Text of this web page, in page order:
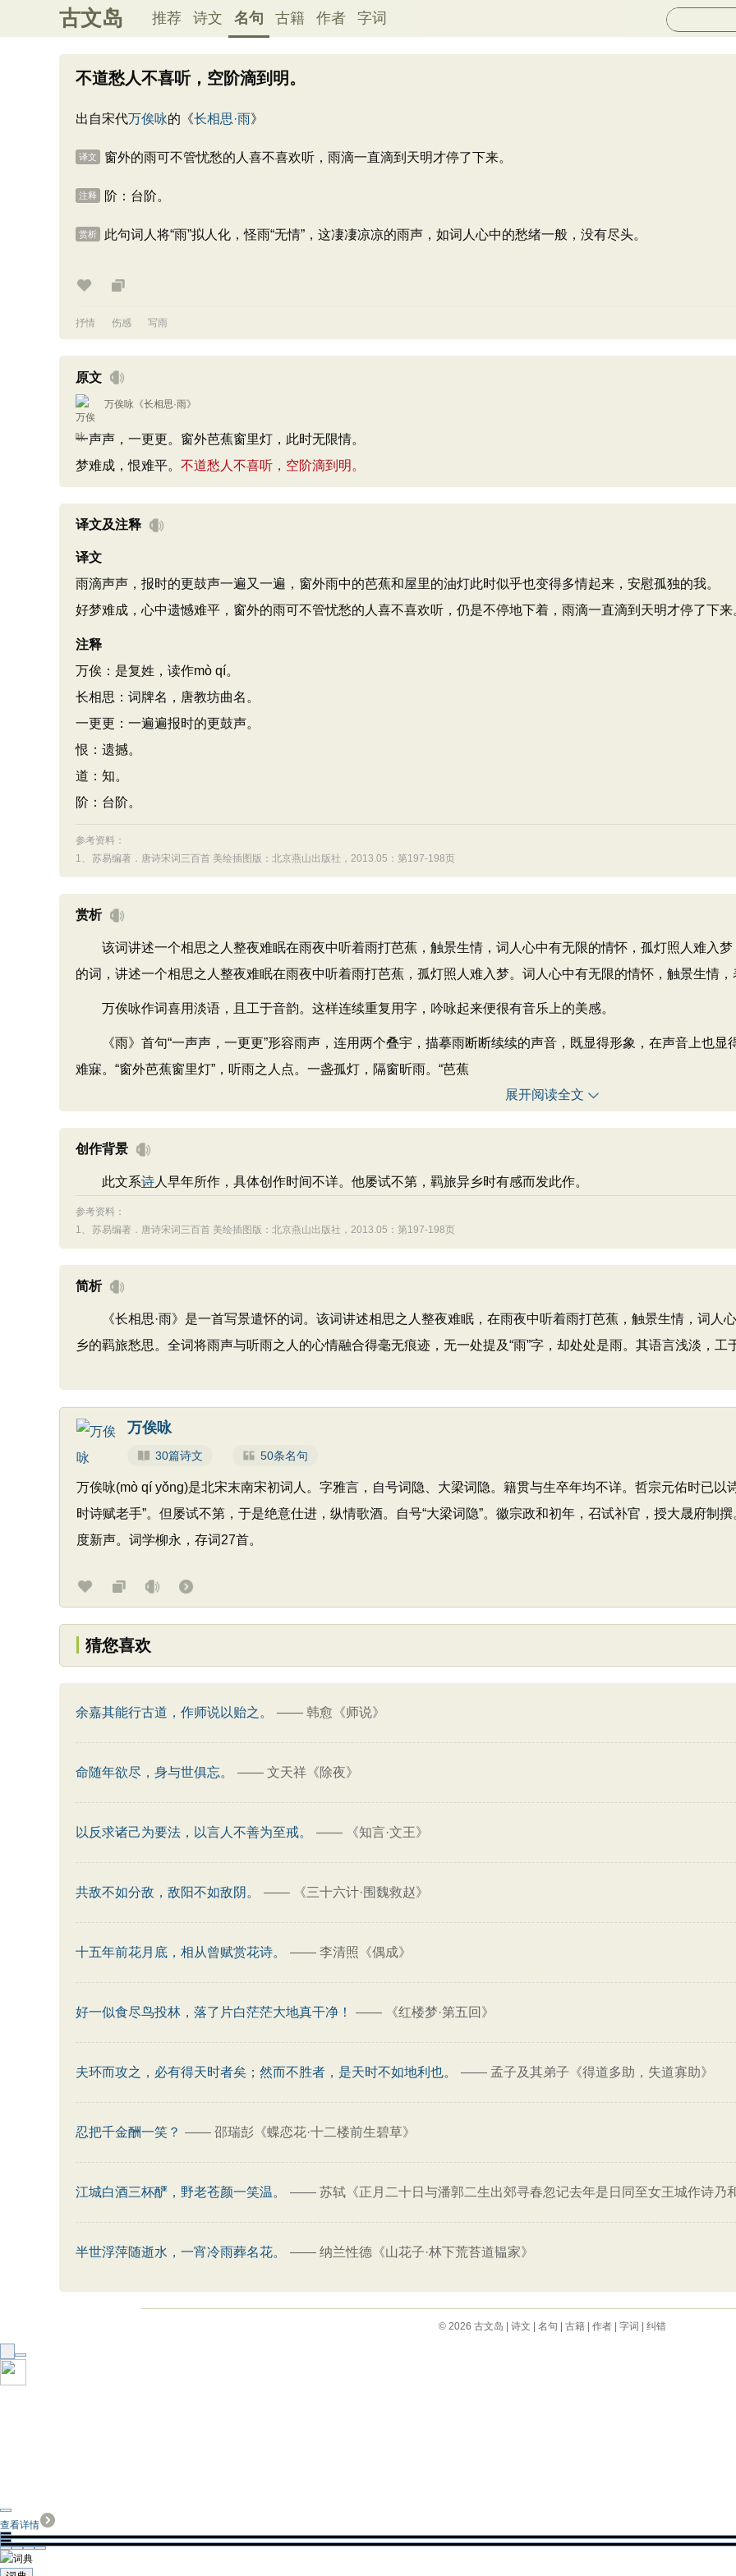
古文岛 推荐 诗文 名句 古籍 作者 字词
不道愁人不喜听，空阶滴到明。
出自宋代万俟咏的《长相思·雨》
译文 窗外的雨可不管忧愁的人喜不喜欢听，雨滴一直滴到天明才停了下来。
注释 阶：台阶。
赏析 此句词人将“雨”拟人化，怪雨“无情”，这凄凄凉凉的雨声，如词人心中的愁绪一般，没有尽头。
抒情 伤感 写雨
原文
万俟咏 《长相思·雨》
一声声，一更更。窗外芭蕉窗里灯，此时无限情。
梦难成，恨难平。 不道愁人不喜听，空阶滴到明。
译文及注释
译文
雨滴声声，报时的更鼓声一遍又一遍，窗外雨中的芭蕉和屋里的油灯此时似乎也变得多情起来，安慰孤独的我。
好梦难成，心中遗憾难平，窗外的雨可不管忧愁的人喜不喜欢听，仍是不停地下着，雨滴一直滴到天明才停了下来
注释
万俟：是复姓，读作mò qí。
长相思：词牌名，唐教坊曲名。
一更更：一遍遍报时的更鼓声。
恨：遗撼。
道：知。
阶：台阶。
参考资料：
1、 苏易编著．唐诗宋词三百首 美绘插图版：北京燕山出版社，2013.05：第197-198页
赏析
该词讲述一个相思之人整夜难眠在雨夜中听着雨打芭蕉，触景生情，词人心中有无限的情怀，孤灯照人难入梦
的词，讲述一个相思之人整夜难眠在雨夜中听着雨打芭蕉，孤灯照人难入梦。词人心中有无限的情怀，触景生情
万俟咏作词喜用淡语，且工于音韵。这样连续重复用字，吟咏起来便很有音乐上的美感。
《雨》首句“一声声，一更更”形容雨声，连用两个叠宇，描摹雨断断续续的声音，既显得形象，在声音上也显
难寐。“窗外芭蕉窗里灯”，听雨之人点。一盏孤灯，隔窗昕雨。“芭蕉
展开阅读全文
创作背景
此文系诗人早年所作，具体创作时间不详。他屡试不第，羁旅异乡时有感而发此作。
参考资料：
1、 苏易编著．唐诗宋词三百首 美绘插图版：北京燕山出版社，2013.05：第197-198页
简析
《长相思·雨》是一首写景遣怀的词。该词讲述相思之人整夜难眠，在雨夜中听着雨打芭蕉，触景生情，词人
乡的羁旅愁思。全词将雨声与听雨之人的心情融合得毫无痕迹，无一处提及“雨”字，却处处是雨。其语言浅淡，
万俟咏
30篇诗文 50条名句
万俟咏(mò qí yǒng)是北宋末南宋初词人。字雅言，自号词隐、大梁词隐。籍贯与生卒年均不详。哲宗元佑时已以
时诗赋老手”。但屡试不第，于是绝意仕进，纵情歌酒。自号“大梁词隐”。徽宗政和初年，召试补官，授大晟府制
度新声。词学柳永，存词27首。
猜您喜欢
余嘉其能行古道，作师说以贻之。 —— 韩愈《师说》
命随年欲尽，身与世俱忘。 —— 文天祥《除夜》
以反求诸己为要法，以言人不善为至戒。 —— 《知言·文王》
共敌不如分敌，敌阳不如敌阴。 —— 《三十六计·围魏救赵》
十五年前花月底，相从曾赋赏花诗。 —— 李清照《偶成》
好一似食尽鸟投林，落了片白茫茫大地真干净！ —— 《红楼梦·第五回》
夫环而攻之，必有得天时者矣；然而不胜者，是天时不如地利也。 —— 孟子及其弟子《得道多助，失道寡助》
忍把千金酬一笑？ —— 邵瑞彭《蝶恋花·十二楼前生碧草》
江城白酒三杯酽，野老苍颜一笑温。 —— 苏轼《正月二十日与潘郭二生出郊寻春忽记去年是日同至女王城作诗乃
半世浮萍随逝水，一宵冷雨葬名花。 —— 纳兰性德《山花子·林下荒苔道韫家》
© 2026 古文岛 诗文 名句 古籍| 作者| 字词 纠错
查看详情